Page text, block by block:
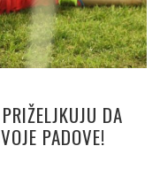
DA
PADOVE!